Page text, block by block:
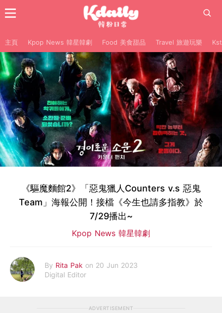
主頁 Kpop News 韓星韓劇 Food 美食甜品 Travel 旅遊玩樂
《驅魔麵館2》「惡鬼獵人Counters v.s 惡鬼
Team」海報公開！接檔《今生也請多指教》於
7/29播出~
Kpop News 韓星韓劇
By Rita Pak on 20 Jun 2023
Digital Editor
ADVERTISEMENT